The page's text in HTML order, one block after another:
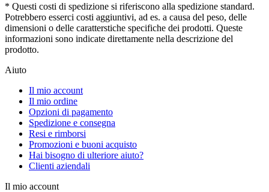
* Questi costi di spedizione si riferiscono alla spedizione standard.
Potrebbero esserci costi aggiuntivi, ad es. a causa del peso, delle
dimensioni o delle caratterstiche specifiche dei prodotti. Queste
informazioni sono indicate direttamente nella descrizione del
prodotto.
Aiuto
Il mio account
Il mio ordine
Opzioni di pagamento
Spedizione e consegna
Resi e rimborsi
Promozioni e buoni acquisto
Hai bisogno di ulteriore aiuto?
Clienti aziendali
Il mio account